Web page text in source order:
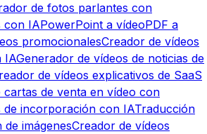
de fotos parlantes con
con IAPowerPoint a vídeoPDF a
promocionalesCreador de vídeos
IAGenerador de vídeos de noticias de
de vídeos explicativos de SaaS
cartas de venta en vídeo con
de incorporación con IATraducción
de imágenesCreador de vídeos